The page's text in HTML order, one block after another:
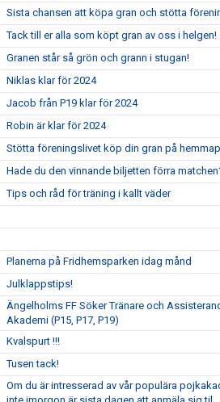
Sista chansen att köpa gran och stötta
Tack till er alla som köpt gran av oss i helgen!
Granen står så grön och grann i stugan!
Niklas klar för 2024
Jacob från P19 klar för 2024
Robin är klar för 2024
Stötta föreningslivet köp din gran på
Hade du den vinnande biljetten förra
Tips och råd för träning i kallt väder
Planerna på Fridhemsparken idag månd
Julklappstips!
Ängelholms FF Söker Tränare och
Akademi (P15, P17, P19)
Kvalspurt !!!
Tusen tack!
Om du är intresserad av vår populära
inte imorgon är sista dagen att anmäla sig til